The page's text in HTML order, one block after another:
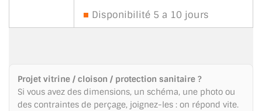
Disponibilité 5 a 10 jours
Projet vitrine / cloison / protection sanitaire ?
Si vous avez des dimensions, un schéma, une photo ou
des contraintes de perçage, joignez-les : on répond vite.